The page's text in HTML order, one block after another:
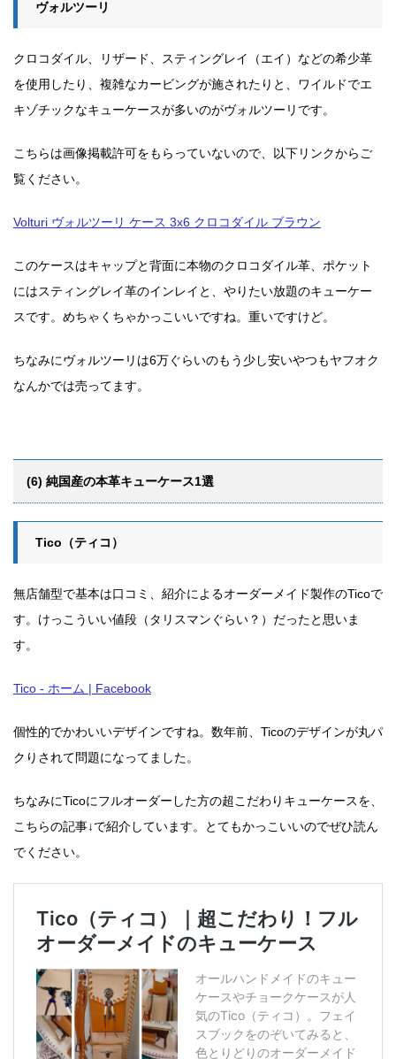
ヴォルツーリ
クロコダイル、リザード、スティングレイ（エイ）などの希少革
を使用したり、複雑なカービングが施されたりと、ワイルドでエ
キゾチックなキューケースが多いのがヴォルツーリです。
こちらは画像掲載許可をもらっていないので、以下リンクからご
覧ください。
Volturi ヴォルツーリ ケース 3x6 クロコダイル ブラウン
このケースはキャップと背面に本物のクロコダイル革、ポケット
にはスティングレイ革のインレイと、やりたい放題のキューケー
スです。めちゃくちゃかっこいいですね。重いですけど。
ちなみにヴォルツーリは6万ぐらいのもう少し安いやつもヤフオク
なんかでは売ってます。
(6) 純国産の本革キューケース1選
Tico（ティコ）
無店舗型で基本は口コミ、紹介によるオーダーメイド製作のTicoで
す。けっこういい値段（タリスマンぐらい？）だったと思いま
す。
Tico - ホーム | Facebook
個性的でかわいいデザインですね。 数年前、Ticoのデザインが丸パ
クりされて問題になってました。
ちなみにTicoにフルオーダーした方の超こだわりキューケースを、
こちらの記事↓で紹介しています。とてもかっこいいのでぜひ読ん
でください。